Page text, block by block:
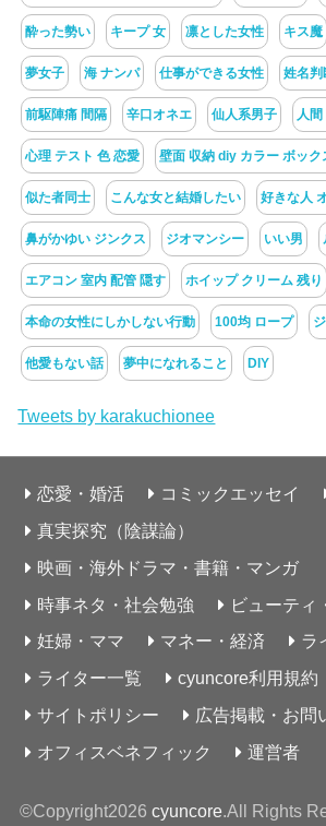
酔った勢い キープ 女 凛とした女性 キス魔
夢女子 海 ナンパ 仕事ができる女性 姓名判
前駆陣痛 間隔 辛口オネエ 仙人系男子 人
心理 テスト 色 恋愛 壁面 収納 diy カラー ボック
似た者同士 こんな女と結婚したい 好きな人
鼻がかゆい ジンクス ジオマンシー いい男
エアコン 室内 配管 隠す ホイップ クリーム 残り
本命の女性にしかしない行動 100均 ロープ
他愛もない話 夢中になれること DIY
Tweets by karakuchionee
恋愛・婚活 コミックエッセイ
真実探究（陰謀論）
映画・海外ドラマ・書籍・マンガ
時事ネタ・社会勉強
ビューティ
妊婦・ママ
マネー・経済
ラ
ライター一覧
cyuncore利用規約
サイトポリシー
広告掲載・お問
オフィスベネフィック
運営者
©Copyright2026 cyuncore.All Rights